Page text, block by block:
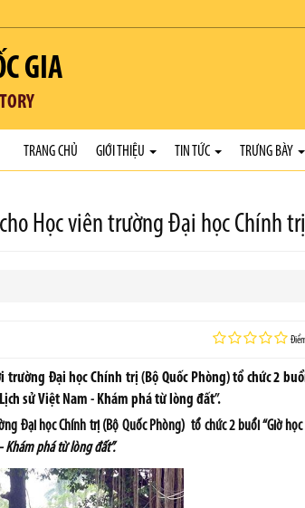
GIA
TRANG CHỦ GIỚI THIỆU TIN TỨC TRƯNG BÀY
Học viên trường Đại học Chính trị
Đại học Chính trị (Bộ Quốc Phòng) tổ chức 2
sử Việt Nam - Khám phá từ lòng đất”.
Đại học Chính trị (Bộ Quốc Phòng) tổ chức 2 buổi “Giờ học
Khám phá từ lòng đất”.